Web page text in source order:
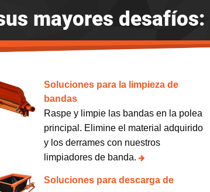
mayores desafíos:
Soluciones para la limpieza de
bandas
Raspe y limpie las bandas en la polea
principal. Elimine el material adquirido
y los derrames con nuestros
limpiadores de banda.
Soluciones para descarga de